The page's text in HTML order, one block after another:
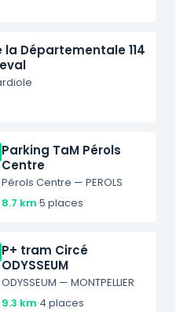
la Départementale 114
Parking TaM Pérols
Centre
Pérols Centre — PEROLS
8.7 km·5 places
P+ tram Circé
ODYSSEUM
ODYSSEUM — MONTPELLIER
9.3 km·4 places